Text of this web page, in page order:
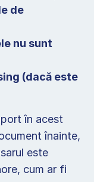
de
nu sunt
(dacă este
în acest
înainte,
este
cum ar fi